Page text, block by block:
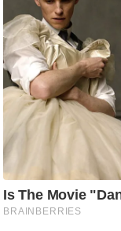
/
फै
श
न
घ
रे
नु
स्खे
प